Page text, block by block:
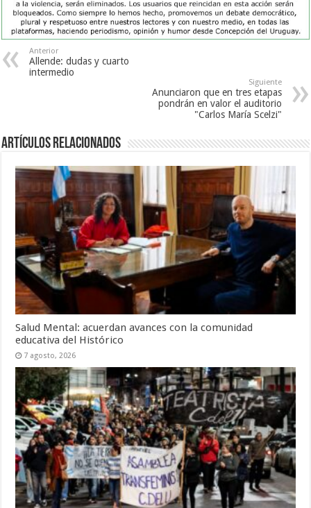
Anterior
Allende: dudas y cuarto
intermedio
Siguiente
Anunciaron que en tres etapas
pondrán en valor el auditorio
"Carlos María Scelzi"
Artículos Relacionados
Salud Mental: acuerdan avances con la comunidad
educativa del Histórico
7 agosto, 2026